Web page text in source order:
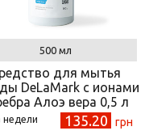
500 мл
для мытья
DeLaMark с ионами
Алоэ вера 0,5 л
недели 135.20 грн